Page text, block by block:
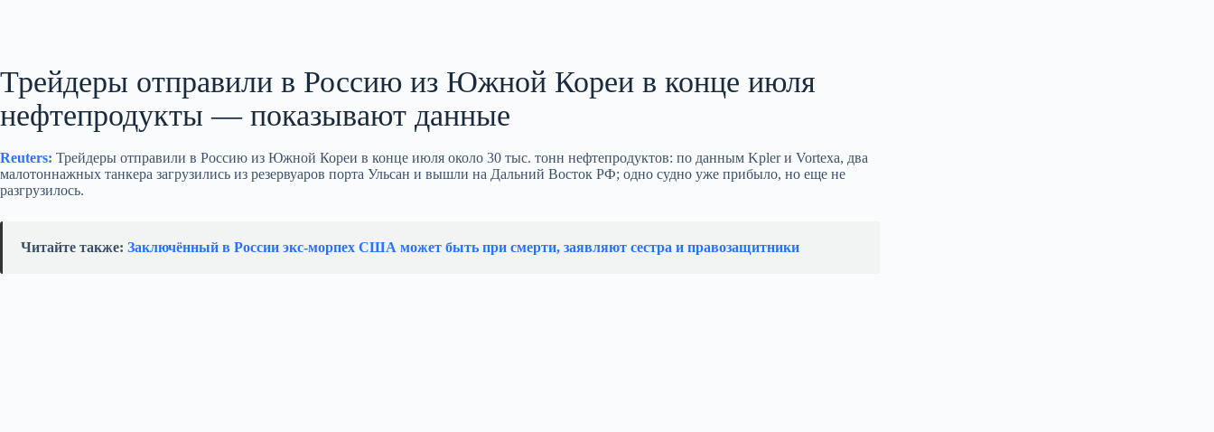
Трейдеры отправили в Россию из Южной Кореи в конце июля
нефтепродукты — показывают данные
Reuters: Трейдеры отправили в Россию из Южной Кореи в конце июля около 30 тыс. тонн нефтепродуктов: по данным Kpler и Vortexa, два
малотоннажных танкера загрузились из резервуаров порта Ульсан и вышли на Дальний Восток РФ; одно судно уже прибыло, но еще не
разгрузилось.
Читайте также: Заключённый в России экс-морпех США может быть при смерти, заявляют сестра и правозащитники